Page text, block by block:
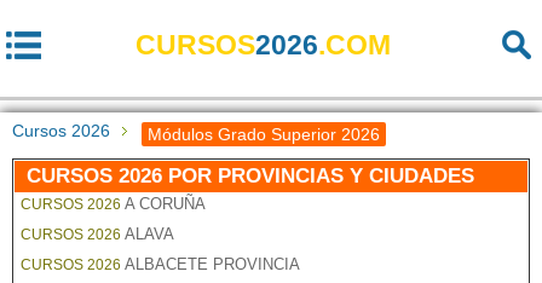
CURSOS2026.COM
Cursos 2026 Módulos Grado Superior 2026
CURSOS 2026 POR PROVINCIAS Y CIUDADES
CURSOS 2026 A CORUÑA
CURSOS 2026 ALAVA
CURSOS 2026 ALBACETE PROVINCIA